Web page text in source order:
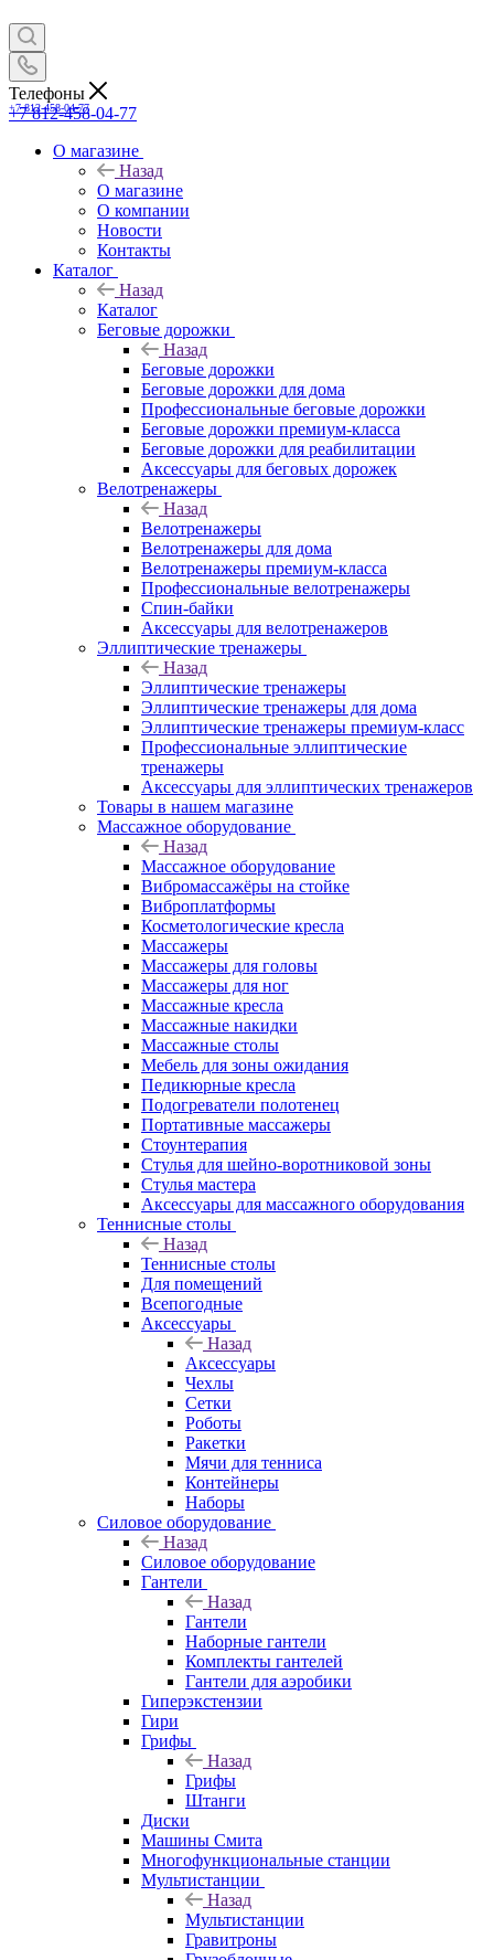
+7 812-458-04-77
Телефоны
+7 812-458-04-77
О магазине
Назад
О магазине
О компании
Новости
Контакты
Каталог
Назад
Каталог
Беговые дорожки
Назад
Беговые дорожки
Беговые дорожки для дома
Профессиональные беговые дорожки
Беговые дорожки премиум-класса
Беговые дорожки для реабилитации
Аксессуары для беговых дорожек
Велотренажеры
Назад
Велотренажеры
Велотренажеры для дома
Велотренажеры премиум-класса
Профессиональные велотренажеры
Спин-байки
Аксессуары для велотренажеров
Эллиптические тренажеры
Назад
Эллиптические тренажеры
Эллиптические тренажеры для дома
Эллиптические тренажеры премиум-класс
Профессиональные эллиптические
тренажеры
Аксессуары для эллиптических тренажеров
Товары в нашем магазине
Массажное оборудование
Назад
Массажное оборудование
Вибромассажёры на стойке
Виброплатформы
Косметологические кресла
Массажеры
Массажеры для головы
Массажеры для ног
Массажные кресла
Массажные накидки
Массажные столы
Мебель для зоны ожидания
Педикюрные кресла
Подогреватели полотенец
Портативные массажеры
Стоунтерапия
Стулья для шейно-воротниковой зоны
Стулья мастера
Аксессуары для массажного оборудования
Теннисные столы
Назад
Теннисные столы
Для помещений
Всепогодные
Аксессуары
Назад
Аксессуары
Чехлы
Сетки
Роботы
Ракетки
Мячи для тенниса
Контейнеры
Наборы
Силовое оборудование
Назад
Силовое оборудование
Гантели
Назад
Гантели
Наборные гантели
Комплекты гантелей
Гантели для аэробики
Гиперэкстензии
Гири
Грифы
Назад
Грифы
Штанги
Диски
Машины Смита
Многофункциональные станции
Мультистанции
Назад
Мультистанции
Гравитроны